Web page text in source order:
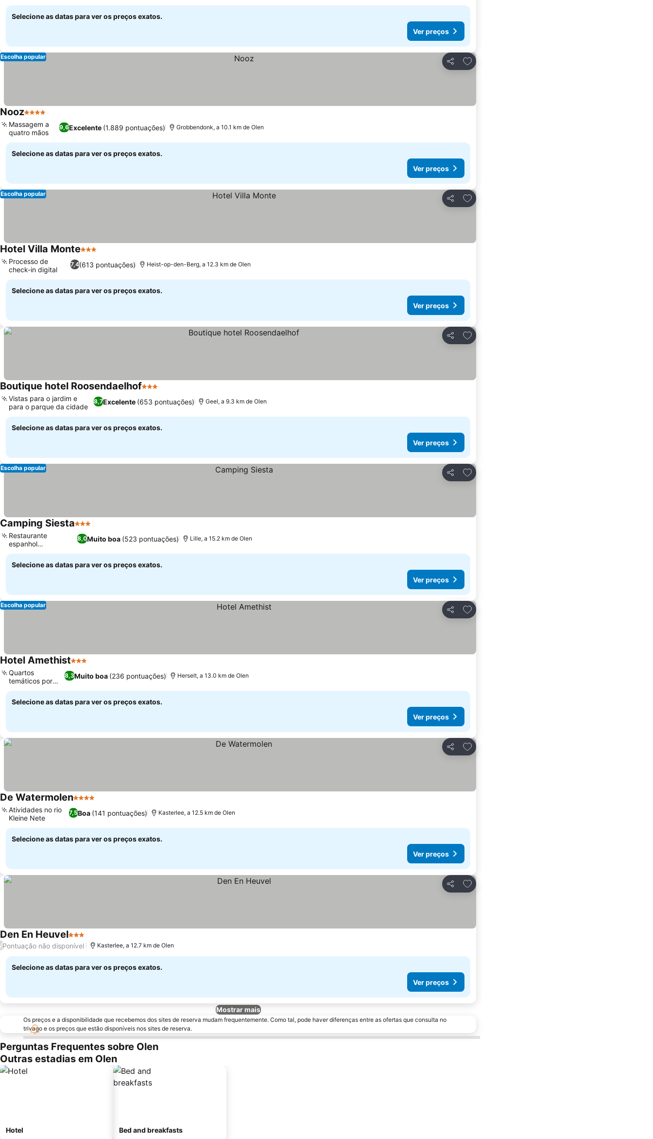
Selecione as datas para ver os preços exatos.
Ver preços
Partilhar
Adicionar aos favoritos
Escolha popular
Nooz4 Estrelas
9,6Excelente (1.889 pontuações)
Massagem a
quatro mãos
Grobbendonk, a 10.1 km de Olen
Selecione as datas para ver os preços exatos.
Ver preços
Partilhar
Adicionar aos favoritos
Escolha popular
Hotel Villa Monte3 Estrelas
7,4(613 pontuações)
Processo de
check-in digital
Heist-op-den-Berg, a 12.3 km de Olen
Selecione as datas para ver os preços exatos.
Ver preços
Partilhar
Adicionar aos favoritos
Boutique hotel Roosendaelhof3 Estrelas
8,7Excelente (653 pontuações)
Vistas para o jardim e
para o parque da cidade
Geel, a 9.3 km de Olen
Selecione as datas para ver os preços exatos.
Ver preços
Partilhar
Adicionar aos favoritos
Escolha popular
Camping Siesta3 Estrelas
8,0Muito boa (523 pontuações)
Restaurante
espanhol
especializado
Lille, a 15.2 km de Olen
Selecione as datas para ver os preços exatos.
Ver preços
Partilhar
Adicionar aos favoritos
Escolha popular
Hotel Amethist3 Estrelas
8,3Muito boa (236 pontuações)
Quartos
temáticos por
cores
Herselt, a 13.0 km de Olen
Selecione as datas para ver os preços exatos.
Ver preços
Partilhar
Adicionar aos favoritos
De Watermolen4 Estrelas
7,5Boa (141 pontuações)
Atividades no rio
Kleine Nete
Kasterlee, a 12.5 km de Olen
Selecione as datas para ver os preços exatos.
Ver preços
Partilhar
Adicionar aos favoritos
Den En Heuvel3 Estrelas
/Pontuação não disponível Kasterlee, a 12.7 km de Olen
Selecione as datas para ver os preços exatos.
Ver preços
Mostrar mais
Os preços e a disponibilidade que recebemos dos sites de reserva mudam frequentemente. Como tal, pode haver diferenças entre as ofertas que consulta no
trivago e os preços que estão disponíveis nos sites de reserva.
Perguntas Frequentes sobre Olen
Outras estadias em Olen
Hotel Bed and breakfasts